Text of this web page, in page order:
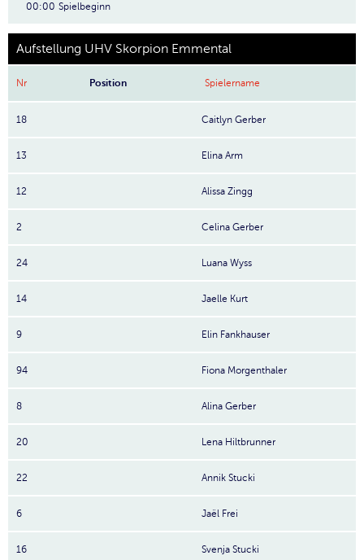
00:00 Spielbeginn
Aufstellung UHV Skorpion Emmental
Nr Position Spielername
18 Caitlyn Gerber
13 Elina Arm
12 Alissa Zingg
2 Celina Gerber
24 Luana Wyss
14 Jaelle Kurt
9 Elin Fankhauser
94 Fiona Morgenthaler
8 Alina Gerber
20 Lena Hiltbrunner
22 Annik Stucki
6 Jaël Frei
16 Svenja Stucki